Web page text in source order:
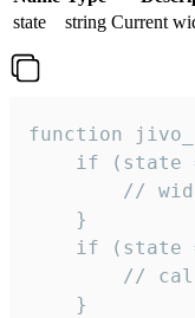
state
string Current
function
if (state
//
    }
if (state
//
    }